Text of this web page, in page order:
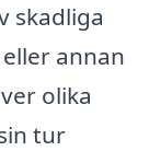
skadliga
annan
olika
tur